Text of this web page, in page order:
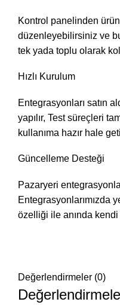
Kontrol panelinden
düzenleyebilirsiniz ve
tek yada toplu olarak
Hızlı Kurulum
Entegrasyonları satın
yapılır, Test süreçleri
kullanıma hazır hale
Güncelleme Desteği
Pazaryeri
Entegrasyonlarımızda
özelliği ile anında
Değerlendirmeler (0)